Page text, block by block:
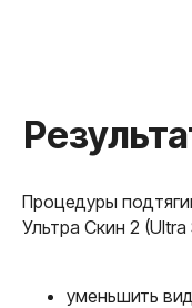
Процедуры
Ультра Скин 2
уменьшить